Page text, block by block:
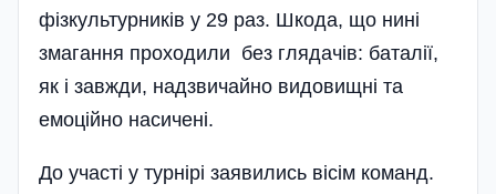
фізкультурників у 29 раз. Шкода, що нині
змагання проходили без глядачів: баталії,
як і завжди, надзвичайно видовищні та
емоційно насичені.
До участі у турнірі заявились вісім команд.